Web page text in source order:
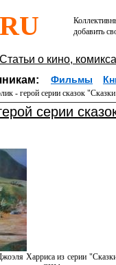
добавить
Статьи о кино,
Фильмы
- герой серии сказок
серии
Харриса из серии